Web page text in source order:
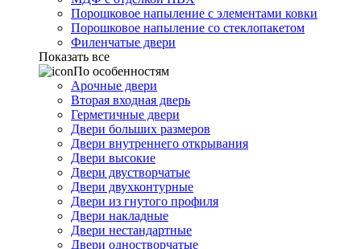
Порошковое напыление с элементами ковки
Порошковое напыление со стеклопакетом
Филенчатые двери
Показать все
По особенностям
Арочные двери
Вторая входная дверь
Герметичные двери
Двери больших размеров
Двери внутреннего открывания
Двери высокие
Двери двустворчатые
Двери двухконтурные
Двери из гнутого профиля
Двери накладные
Двери нестандартные
Двери одностворчатые